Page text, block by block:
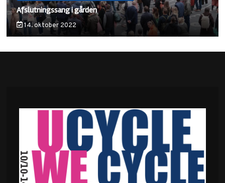
Afslutningssang i gården
14. oktober 2022